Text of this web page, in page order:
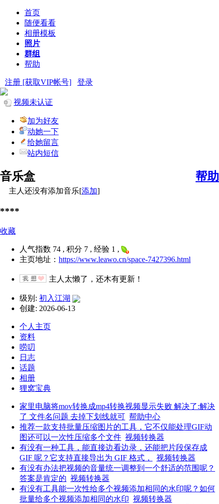
首页
随便看看
相册模板
照片
群组
帮助
注册 [获取VIP帐号] 登录
视频未认证
加为好友
动她一下
给她留言
站内短信
帮助
音乐盒
主人还没有添加音乐[添加]
****
收藏
人气指数 74 , 积分 7 , 经验 1 ,
主页地址： https://www.leawo.cn/space-7427396.html
主人太懒了，还木有更新！
级别: 初入江湖
创建: 2026-06-13
个人主页
资料
唠叨
日志
话题
相册
狸窝宝典
家里电脑将mov转换成mp4转换视频显示失败 解决了:解决
了 文件名问题 去掉下划线就可 帮助中心
推荐一款支持批量压缩图片的工具，它不仅能处理GIF动
图还可以一次性压缩多个文件 视频转换器
有没有一种工具，能直接边看边录，还能把片段保存成
GIF 呢？它支持直接导出为 GIF 格式，
视频转换器
有没有办法把视频的音量统一调整到一个舒适的范围呢？
答案是肯定的 视频转换器
有没有工具能一次性给多个视频添加相同的水印呢？如何
批量给多个视频添加相同的水印 视频转换器